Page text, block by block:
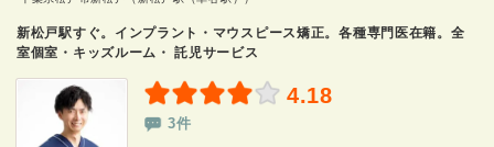
新松戸駅すぐ。インプラント・マウスピース矯正。各種専門医在籍。全
室個室・キッズルーム・ 託児サービス
4.18
3件